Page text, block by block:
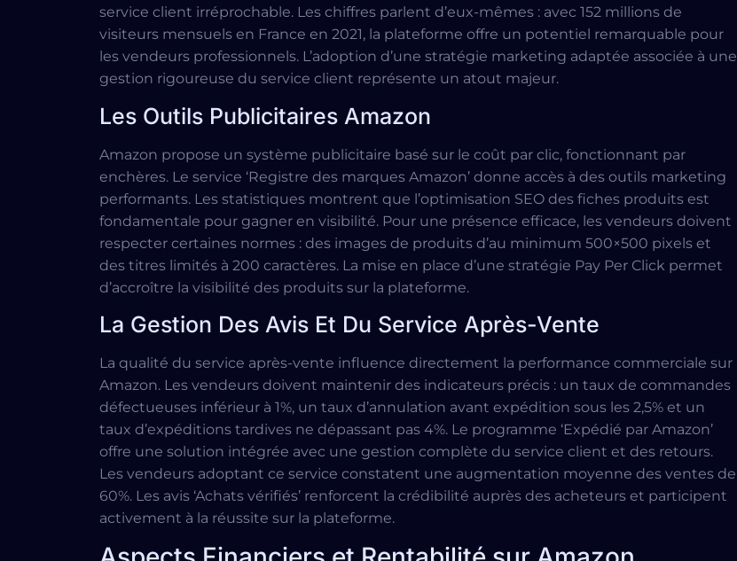
service client irréprochable. Les chiffres parlent d’eux-mêmes : avec 152 millions de
visiteurs mensuels en France en 2021, la plateforme offre un potentiel remarquable pour
les vendeurs professionnels. L’adoption d’une stratégie marketing adaptée associée à une
gestion rigoureuse du service client représente un atout majeur.
Les Outils Publicitaires Amazon
Amazon propose un système publicitaire basé sur le coût par clic, fonctionnant par
enchères. Le service ‘Registre des marques Amazon’ donne accès à des outils marketing
performants. Les statistiques montrent que l’optimisation SEO des fiches produits est
fondamentale pour gagner en visibilité. Pour une présence efficace, les vendeurs doivent
respecter certaines normes : des images de produits d’au minimum 500×500 pixels et
des titres limités à 200 caractères. La mise en place d’une stratégie Pay Per Click permet
d’accroître la visibilité des produits sur la plateforme.
La Gestion Des Avis Et Du Service Après-Vente
La qualité du service après-vente influence directement la performance commerciale sur
Amazon. Les vendeurs doivent maintenir des indicateurs précis : un taux de commandes
défectueuses inférieur à 1%, un taux d’annulation avant expédition sous les 2,5% et un
taux d’expéditions tardives ne dépassant pas 4%. Le programme ‘Expédié par Amazon’
offre une solution intégrée avec une gestion complète du service client et des retours.
Les vendeurs adoptant ce service constatent une augmentation moyenne des ventes de
60%. Les avis ‘Achats vérifiés’ renforcent la crédibilité auprès des acheteurs et participent
activement à la réussite sur la plateforme.